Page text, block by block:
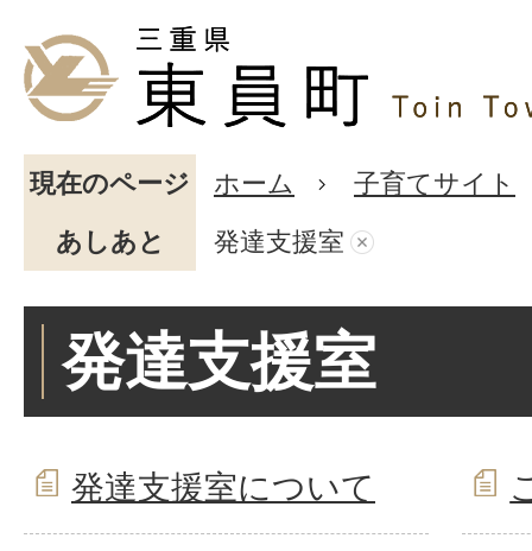
現在のページ ホーム
子育てサイト
あしあと
発達支援室
発達支援室
発達支援室について